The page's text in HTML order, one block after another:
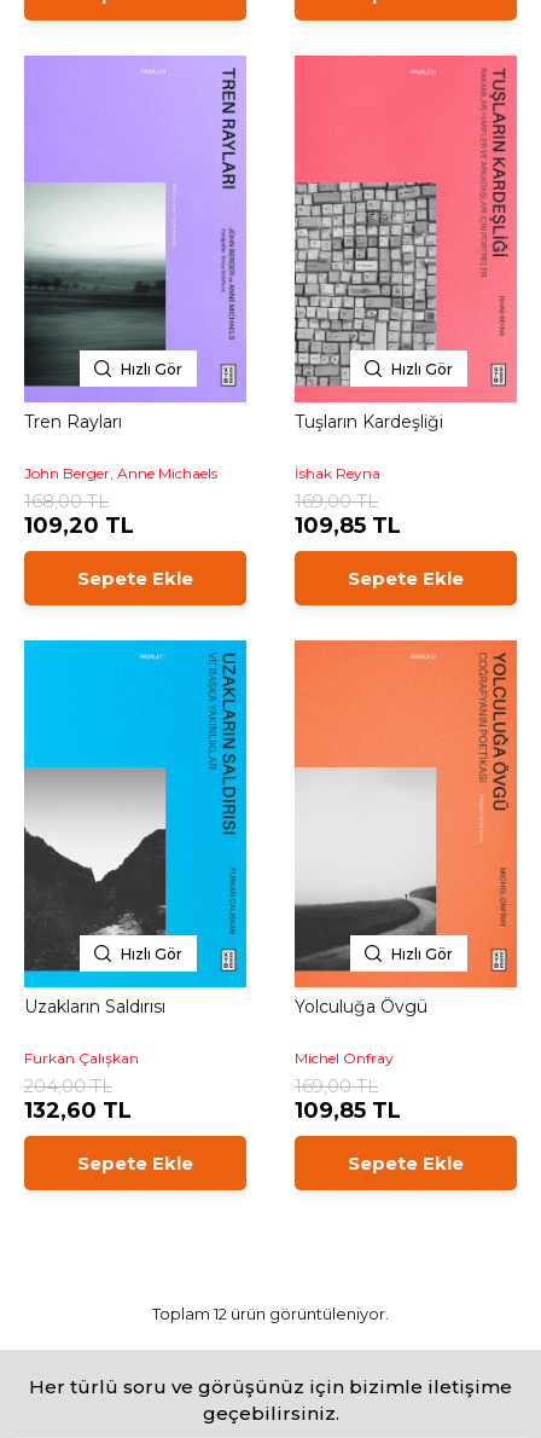
Hızlı Gör
Tren Rayları
John Berger, Anne Michaels
168,00 TL
109,20 TL
Sepete Ekle
Hızlı Gör
Tuşların Kardeşliği
İshak Reyna
169,00 TL
109,85 TL
Sepete Ekle
Hızlı Gör
Uzakların Saldırısı
Furkan Çalışkan
204,00 TL
132,60 TL
Sepete Ekle
Hızlı Gör
Yolculuğa Övgü
Michel Onfray
169,00 TL
109,85 TL
Sepete Ekle
Toplam 12 ürün görüntüleniyor.
Her türlü soru ve görüşünüz için bizimle iletişime
geçebilirsiniz.